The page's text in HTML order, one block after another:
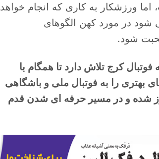
ورزشکار به کاری که انجام خواهد
شود در مورد کهن الگوهای
شود.
کرج تلاش دارد تا همگام با
بهتری را به فوتبال ملی و باشگاهی
شده و در مسیر حرفه ای شدن قدم